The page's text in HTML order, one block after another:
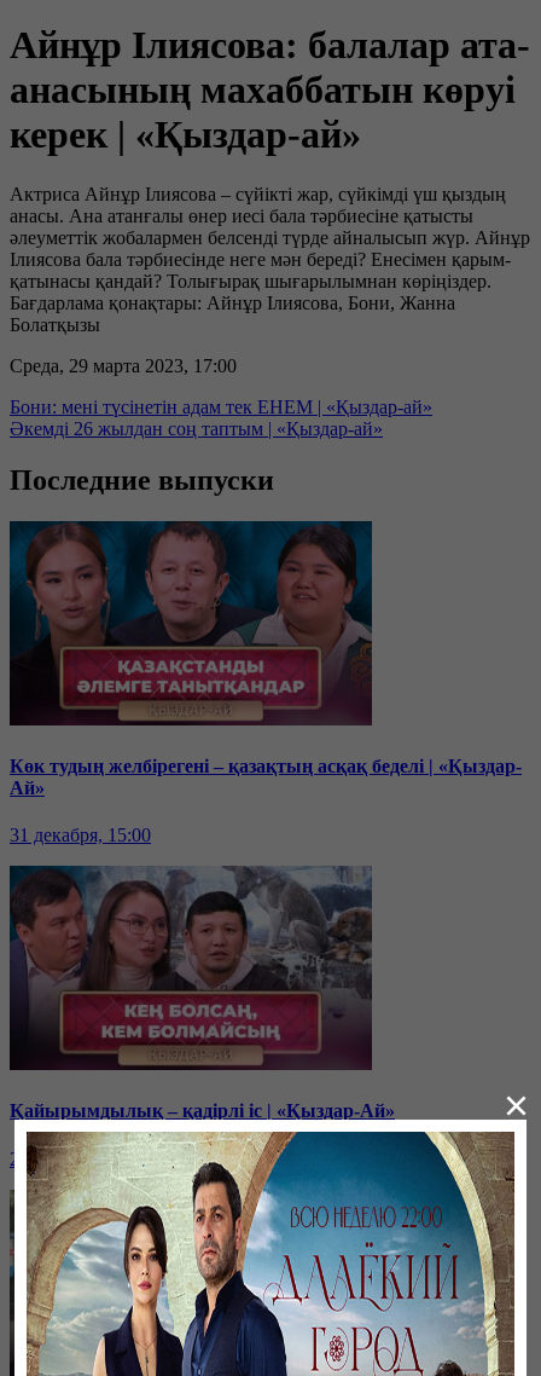
Айнұр Ілиясова: балалар ата-
анасының махаббатын көруі
керек | «Қыздар-ай»
Актриса Айнұр Ілиясова – сүйікті жар, сүйкімді үш қыздың
анасы. Ана атанғалы өнер иесі бала тәрбиесіне қатысты
әлеуметтік жобалармен белсенді түрде айналысып жүр. Айнұр
Ілиясова бала тәрбиесінде неге мән береді? Енесімен қарым-
қатынасы қандай? Толығырақ шығарылымнан көріңіздер.
Бағдарлама қонақтары: Айнұр Ілиясова, Бони, Жанна
Болатқызы
Среда, 29 марта 2023, 17:00
Бони: мені түсінетін адам тек ЕНЕМ | «Қыздар-ай»
Әкемді 26 жылдан соң таптым | «Қыздар-ай»
Последние выпуски
Көк тудың желбірегені – қазақтың асқақ беделі | «Қыздар-
Ай»
31 декабря, 15:00
Қайырымдылық – қадірлі іс | «Қыздар-Ай»
20 декабря, 17:00
×